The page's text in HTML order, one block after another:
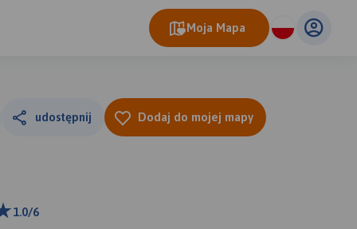
Moja Mapa
udostępnij Dodaj do mojej mapy
1.0/6